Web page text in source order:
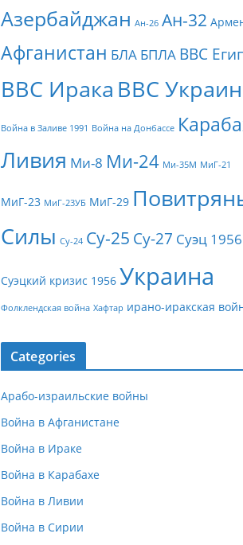
Азербайджан Ан-26 Ан-32
Афганистан БЛА БПЛА ВВС
ВВС Ирака ВВС
Война в Заливе 1991 Война на Донбассе
Ливия Ми-8 Ми-24 Ми-35М МиГ-21
МиГ-23 МиГ-23УБ МиГ-29
Силы Су-24 Су-25 Су-27 Суэц 1956
Суэцкий кризис 1956 Украина
Фолклендская война Хафтар ирано-иракская
Categories
Арабо-израильские войны
Война в Афганистане
Война в Ираке
Война в Карабахе
Война в Ливии
Война в Сирии